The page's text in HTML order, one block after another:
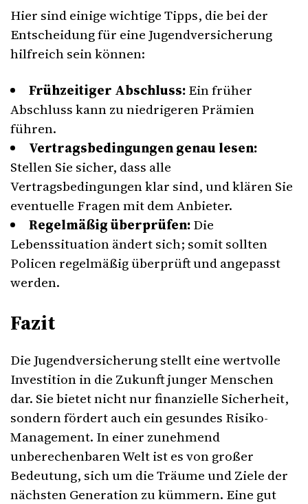
Hier sind einige wichtige Tipps, die bei der
Entscheidung für eine Jugendversicherung
hilfreich sein können:
Frühzeitiger Abschluss:Ein früher
Abschluss kann zu niedrigeren Prämien
führen.
Vertragsbedingungen genau lesen:
Stellen Sie sicher, dass alle
Vertragsbedingungen klar sind, und klären Sie
eventuelle Fragen mit dem Anbieter.
Regelmäßig überprüfen:Die
Lebenssituation ändert sich; somit sollten
Policen regelmäßig überprüft und angepasst
werden.
Fazit
Die Jugendversicherung stellt eine wertvolle
Investition in die Zukunft junger Menschen
dar. Sie bietet nicht nur finanzielle Sicherheit,
sondern fördert auch ein gesundes Risiko-
Management. In einer zunehmend
unberechenbaren Welt ist es von großer
Bedeutung, sich um die Träume und Ziele der
nächsten Generation zu kümmern. Eine gut